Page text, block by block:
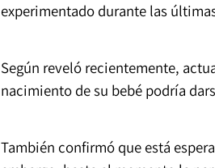
experimentado durante las
Según reveló recientemente,
nacimiento de su bebé podría
También confirmó que está